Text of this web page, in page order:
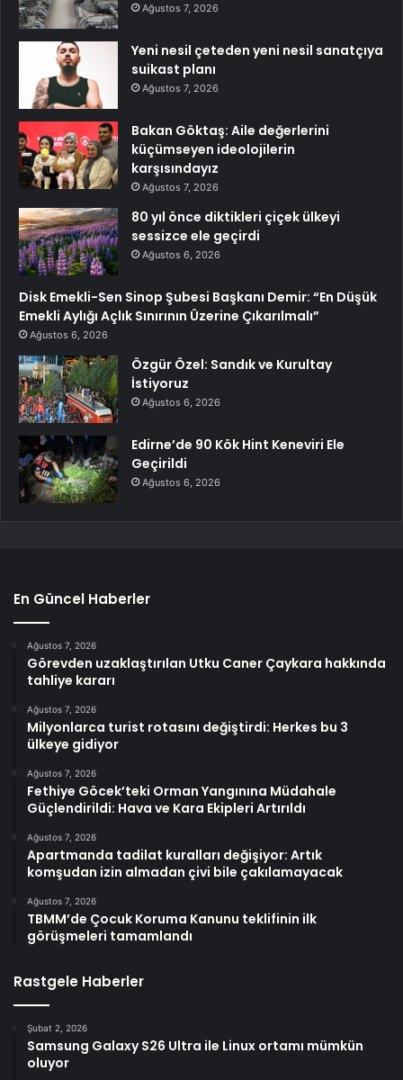
Ağustos 7, 2026
Yeni nesil çeteden yeni nesil sanatçıya
suikast planı
Ağustos 7, 2026
Bakan Göktaş: Aile değerlerini
küçümseyen ideolojilerin
karşısındayız
Ağustos 7, 2026
80 yıl önce diktikleri çiçek ülkeyi
sessizce ele geçirdi
Ağustos 6, 2026
Disk Emekli-Sen Sinop Şubesi Başkanı Demir: “En Düşük
Emekli Aylığı Açlık Sınırının Üzerine Çıkarılmalı”
Ağustos 6, 2026
Özgür Özel: Sandık ve Kurultay
İstiyoruz
Ağustos 6, 2026
Edirne’de 90 Kök Hint Keneviri Ele
Geçirildi
Ağustos 6, 2026
En Güncel Haberler
Ağustos 7, 2026
Görevden uzaklaştırılan Utku Caner Çaykara hakkında
tahliye kararı
Ağustos 7, 2026
Milyonlarca turist rotasını değiştirdi: Herkes bu 3
ülkeye gidiyor
Ağustos 7, 2026
Fethiye Göcek’teki Orman Yangınına Müdahale
Güçlendirildi: Hava ve Kara Ekipleri Artırıldı
Ağustos 7, 2026
Apartmanda tadilat kuralları değişiyor: Artık
komşudan izin almadan çivi bile çakılamayacak
Ağustos 7, 2026
TBMM’de Çocuk Koruma Kanunu teklifinin ilk
görüşmeleri tamamlandı
Rastgele Haberler
Şubat 2, 2026
Samsung Galaxy S26 Ultra ile Linux ortamı mümkün
oluyor